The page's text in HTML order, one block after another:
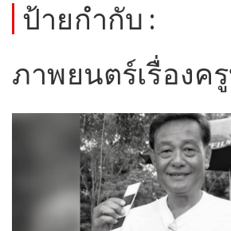
ป้ายกำกับ :
ภาพยนตร์เรื่องค